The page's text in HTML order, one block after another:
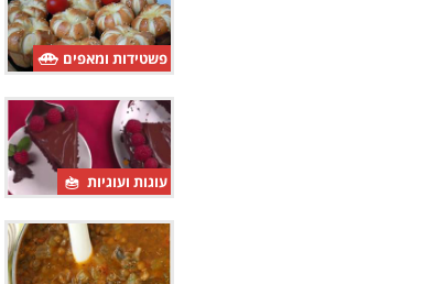
פשטידות ומאפים
עוגות ועוגיות